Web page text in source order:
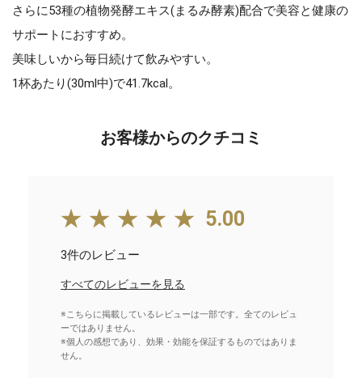
さらに53種の植物発酵エキス(まるみ酵素)配合で美容と健康の
サポートにおすすめ。
美味しいから毎日続けて飲みやすい。
1杯あたり(30ml中)で41.7kcal。
お客様からのクチコミ
★★★★★ 5.00
3件のレビュー
すべてのレビューを見る
※こちらに掲載しているレビューは一部です。全てのレビュ
ーではありません。
※個人の感想であり、効果・効能を保証するものではありま
せん。